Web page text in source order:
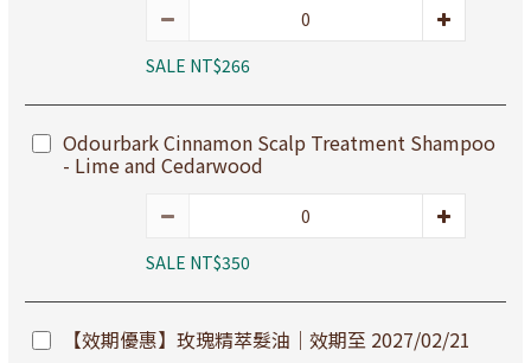
SALE NT$266
Odourbark Cinnamon Scalp Treatment Shampoo
- Lime and Cedarwood
SALE NT$350
【效期優惠】玫瑰精萃髮油｜效期至 2027/02/21